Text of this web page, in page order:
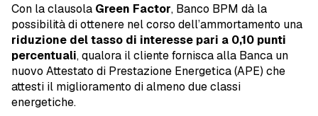
Con la clausola Green Factor, Banco BPM dà la
possibilità di ottenere nel corso dell’ammortamento una
riduzione del tasso di interesse pari a 0,10 punti
percentuali, qualora il cliente fornisca alla Banca un
nuovo Attestato di Prestazione Energetica (APE) che
attesti il miglioramento di almeno due classi
energetiche.